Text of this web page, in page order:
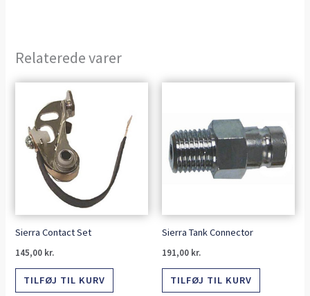
Relaterede varer
Sierra Contact Set
145,00 kr.
TILFØJ TIL KURV
Sierra Tank Connector
191,00 kr.
TILFØJ TIL KURV